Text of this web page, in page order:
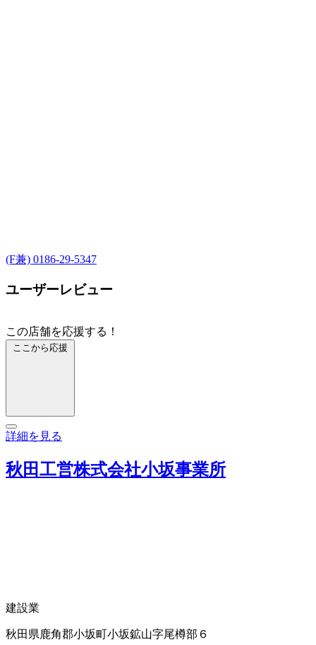
(F兼) 0186-29-5347
ユーザーレビュー
この店舗を応援する！
ここから応援
詳細を見る
秋田工営株式会社小坂事業所
建設業
秋田県鹿角郡小坂町小坂鉱山字尾樽部６